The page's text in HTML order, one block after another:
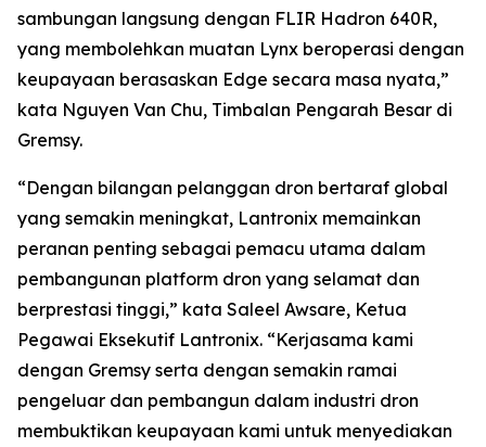
sambungan langsung dengan FLIR Hadron 640R,
yang membolehkan muatan Lynx beroperasi dengan
keupayaan berasaskan Edge secara masa nyata,”
kata Nguyen Van Chu, Timbalan Pengarah Besar di
Gremsy.
“Dengan bilangan pelanggan dron bertaraf global
yang semakin meningkat, Lantronix memainkan
peranan penting sebagai pemacu utama dalam
pembangunan platform dron yang selamat dan
berprestasi tinggi,” kata Saleel Awsare, Ketua
Pegawai Eksekutif Lantronix. “Kerjasama kami
dengan Gremsy serta dengan semakin ramai
pengeluar dan pembangun dalam industri dron
membuktikan keupayaan kami untuk menyediakan